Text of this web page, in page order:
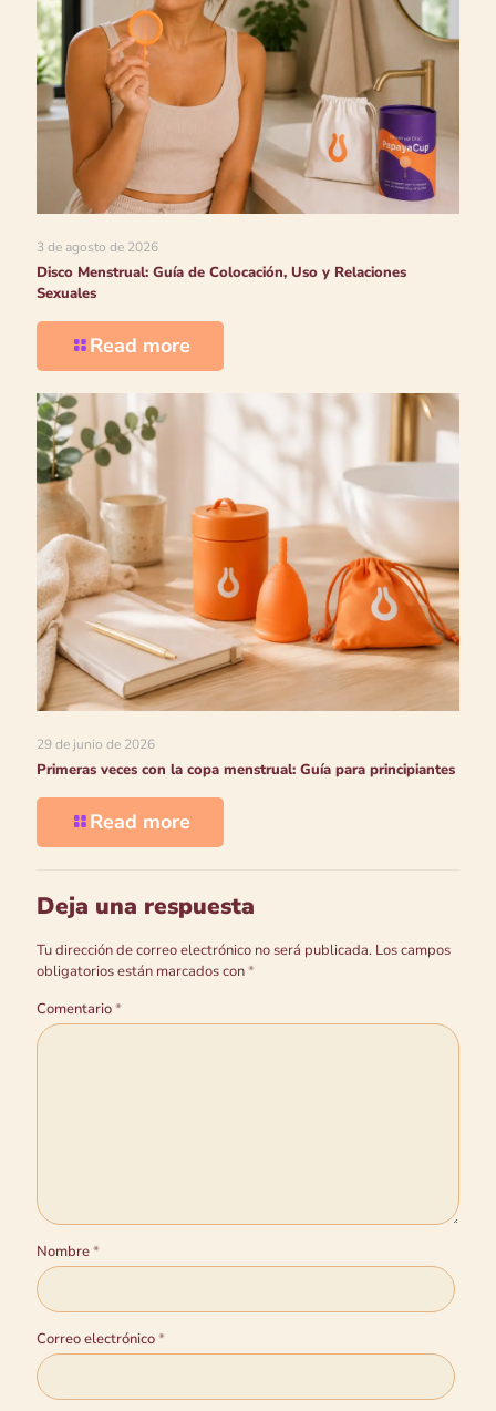
3 de agosto de 2026
Disco Menstrual: Guía de Colocación, Uso y Relaciones
Sexuales
Read more
29 de junio de 2026
Primeras veces con la copa menstrual: Guía para principiantes
Read more
Deja una respuesta
Tu dirección de correo electrónico no será publicada. Los campos
obligatorios están marcados con*
Comentario*
Nombre*
Correo electrónico*